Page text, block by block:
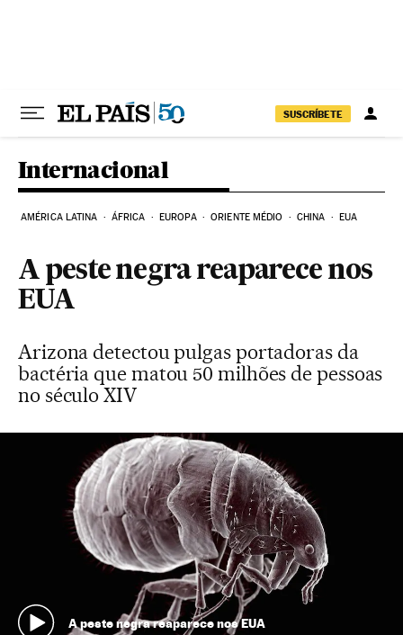
SUSCRÍBETE
Internacional
AMÉRICA LATINA ÁFRICA EUROPA ORIENTE MÉDIO CHINA EUA
A peste negra reaparece nos
EUA
Arizona detectou pulgas portadoras da
bactéria que matou 50 milhões de pessoas
no século XIV
A peste negra reaparece nos EUA